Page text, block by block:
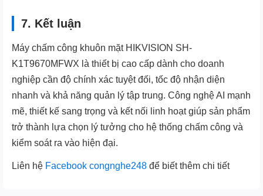
7. Kết luận
Máy chấm công khuôn mặt HIKVISION SH-
K1T9670MFWX là thiết bị cao cấp dành cho doanh
nghiệp cần độ chính xác tuyệt đối, tốc độ nhận diện
nhanh và khả năng quản lý tập trung. Công nghệ AI mạnh
mẽ, thiết kế sang trọng và kết nối linh hoạt giúp sản phẩm
trở thành lựa chọn lý tưởng cho hệ thống chấm công và
kiểm soát ra vào hiện đại.
Liên hệ Facebook congnghe248 để biết thêm chi tiết